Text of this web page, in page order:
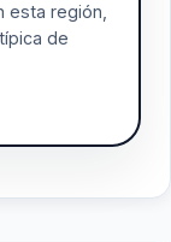
esta región,
de